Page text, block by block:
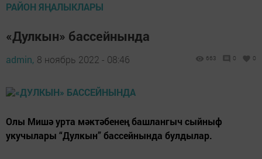
РАЙОН ЯҢАЛЫКЛАРЫ
«Дулкын» бассейнында
admin, 8 ноябрь 2022 - 08:46 663 0 0
Олы Мишә урта мәктәбенең башлангыч сыйныф
укучылары “Дулкын” бассейнында булдылар.